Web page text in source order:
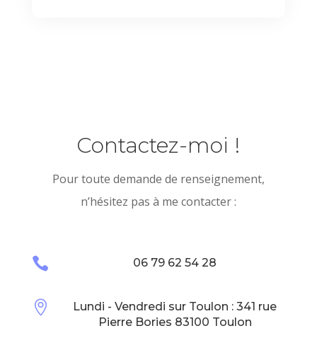
Contactez-moi !
Pour toute demande de renseignement,
n’hésitez pas à me contacter :
 06 79 62 54 28

Lundi - Vendredi sur Toulon : 341 rue
Pierre Bories 83100 Toulon